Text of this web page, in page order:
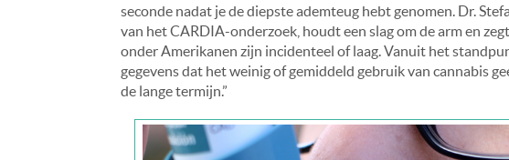
seconde nadat je de diepste ademteug hebt genomen. Dr.
van het CARDIA-onderzoek, houdt een slag om de arm en
onder Amerikanen zijn incidenteel of laag. Vanuit het
gegevens dat het weinig of gemiddeld gebruik van cannabis
de lange termijn.”